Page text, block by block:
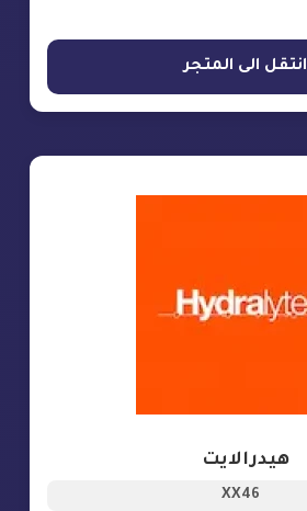
انتقل الى المتجر
هيدرالايت
XX46